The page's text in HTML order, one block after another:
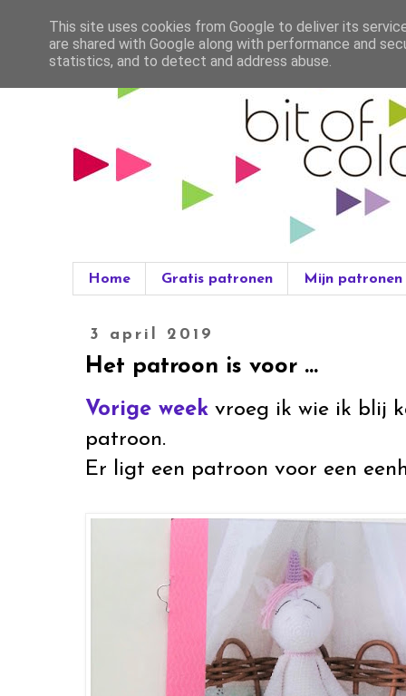
Home Gratis patronen Mijn patronen
3 april 2019
Het patroon is voor ...
Vorige week vroeg ik wie ik blij
patroon.
Er ligt een patroon voor een
This site uses cookies from Google to deliver its
are shared with Google along with performance and
statistics, and to detect and address abuse.